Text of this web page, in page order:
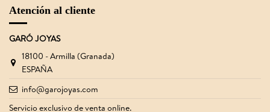
Atención al cliente
GARÓ JOYAS
18100 - Armilla (Granada)
ESPAÑA
info@garojoyas.com
Servicio exclusivo de venta online.